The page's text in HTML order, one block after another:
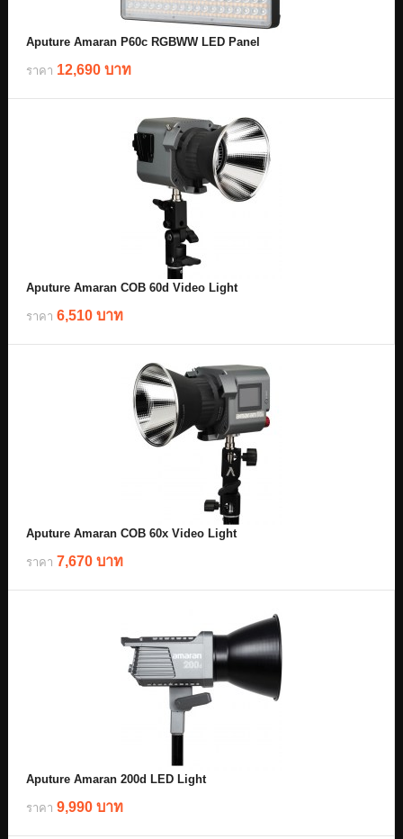
Aputure Amaran P60c RGBWW LED Panel
ราคา 12,690 บาท
Aputure Amaran COB 60d Video Light
ราคา 6,510 บาท
Aputure Amaran COB 60x Video Light
ราคา 7,670 บาท
Aputure Amaran 200d LED Light
ราคา 9,990 บาท